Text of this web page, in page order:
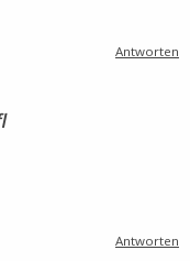
Antworten
Antworten